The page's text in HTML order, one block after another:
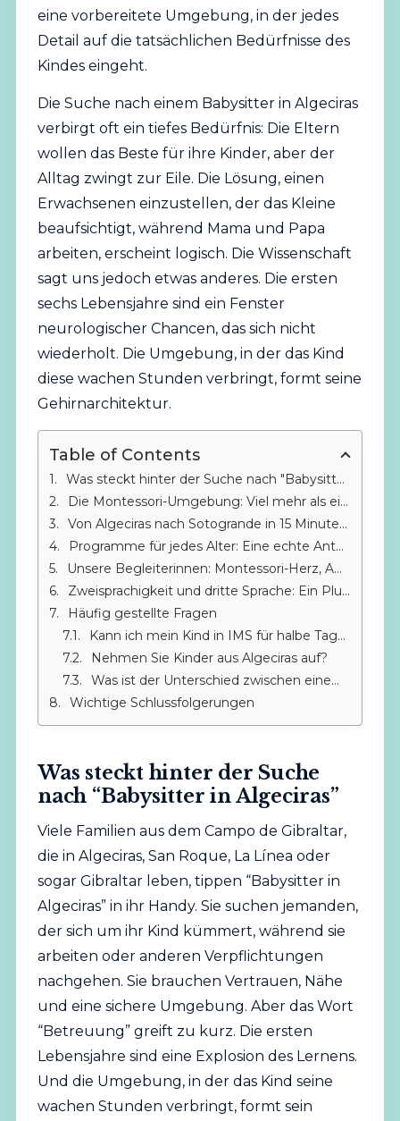
eine vorbereitete Umgebung, in der jedes
Detail auf die tatsächlichen Bedürfnisse des
Kindes eingeht.
Die Suche nach einem Babysitter in Algeciras
verbirgt oft ein tiefes Bedürfnis: Die Eltern
wollen das Beste für ihre Kinder, aber der
Alltag zwingt zur Eile. Die Lösung, einen
Erwachsenen einzustellen, der das Kleine
beaufsichtigt, während Mama und Papa
arbeiten, erscheint logisch. Die Wissenschaft
sagt uns jedoch etwas anderes. Die ersten
sechs Lebensjahre sind ein Fenster
neurologischer Chancen, das sich nicht
wiederholt. Die Umgebung, in der das Kind
diese wachen Stunden verbringt, formt seine
Gehirnarchitektur.
Table of Contents
Was steckt hinter der Suche nach "Babysitter in Algeciras"
Die Montessori-Umgebung: Viel mehr als ein Babysitter
Von Algeciras nach Sotogrande in 15 Minuten: Die Nähe, die die Wahl verändert
Programme für jedes Alter: Eine echte Antwort auf die Suche nach einem Babysitter in Algeciras
Unsere Begleiterinnen: Montessori-Herz, AMI-Zertifizierung
Zweisprachigkeit und dritte Sprache: Ein Plus, das mit einem herkömmlichen Babysitter unmöglich ist
Häufig gestellte Fragen
Kann ich mein Kind in IMS für halbe Tage anmelden?
Nehmen Sie Kinder aus Algeciras auf?
Was ist der Unterschied zwischen einem Babysitter und einer Montessori-Begleiterin?
Wichtige Schlussfolgerungen
Was steckt hinter der Suche
nach “Babysitter in Algeciras”
Viele Familien aus dem Campo de Gibraltar,
die in Algeciras, San Roque, La Línea oder
sogar Gibraltar leben, tippen “Babysitter in
Algeciras” in ihr Handy. Sie suchen jemanden,
der sich um ihr Kind kümmert, während sie
arbeiten oder anderen Verpflichtungen
nachgehen. Sie brauchen Vertrauen, Nähe
und eine sichere Umgebung. Aber das Wort
“Betreuung” greift zu kurz. Die ersten
Lebensjahre sind eine Explosion des Lernens.
Und die Umgebung, in der das Kind seine
wachen Stunden verbringt, formt sein